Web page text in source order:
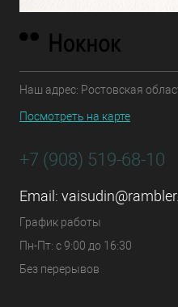
Наш адрес: Ростовская
Посмотреть на карте
+7 (908) 519-68-10
Email:
График работы
Пн-Пт: с 9:00 до 16:30
Без перерывов